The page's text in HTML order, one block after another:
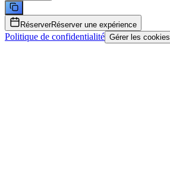
RéserverRéserver une expérience
Politique de confidentialité Gérer les cookies